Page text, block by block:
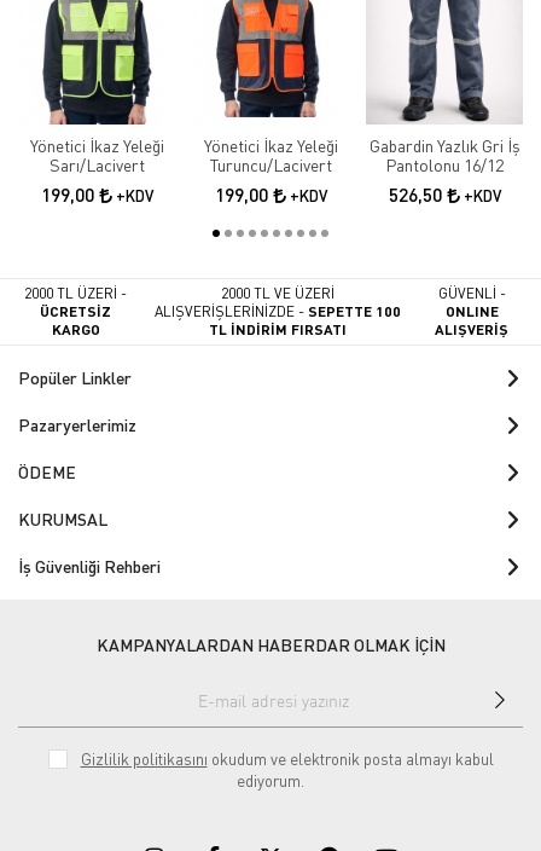
Yönetici İkaz Yeleği
Sarı/Lacivert
199,00 +KDV
Yönetici İkaz Yeleği
Turuncu/Lacivert
199,00 +KDV
Gabardin Yazlık Gri İş
Pantolonu 16/12
526,50 +KDV
2000 TL ÜZERİ -
ÜCRETSİZ
KARGO
2000 TL VE ÜZERİ
ALIŞVERİŞLERİNİZDE -SEPETTE 100
TL İNDİRİM FIRSATI
GÜVENLİ -
ONLINE
ALIŞVERİŞ
Popüler Linkler
Pazaryerlerimiz
ÖDEME
KURUMSAL
İş Güvenliği Rehberi
KAMPANYALARDAN HABERDAR OLMAK İÇİN
Gizlilik politikasını okudum ve elektronik posta almayı kabul
ediyorum.